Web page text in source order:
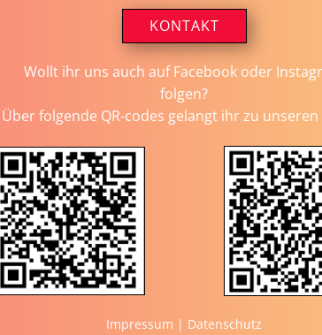
KONTAKT
Wollt ihr uns auch auf Facebook oder
folgen?
Über folgende QR-codes gelangt ihr zu unseren
Impressum | Datenschutz